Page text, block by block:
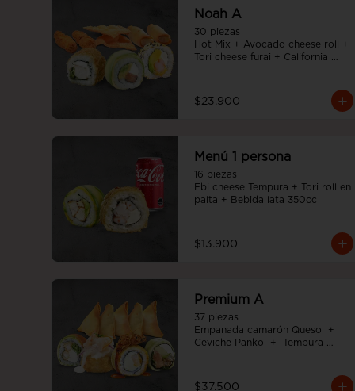
Noah A
30 piezas
Hot Mix + Avocado cheese roll +
Tori cheese furai + California
$23.900
Menú 1 persona
16 piezas
Ebi cheese Tempura + Tori roll en
palta + Bebida lata 350cc
$13.900
Premium A
37 piezas
Empanada camarón Queso  +
Ceviche Panko  +  Tempura
$37.500